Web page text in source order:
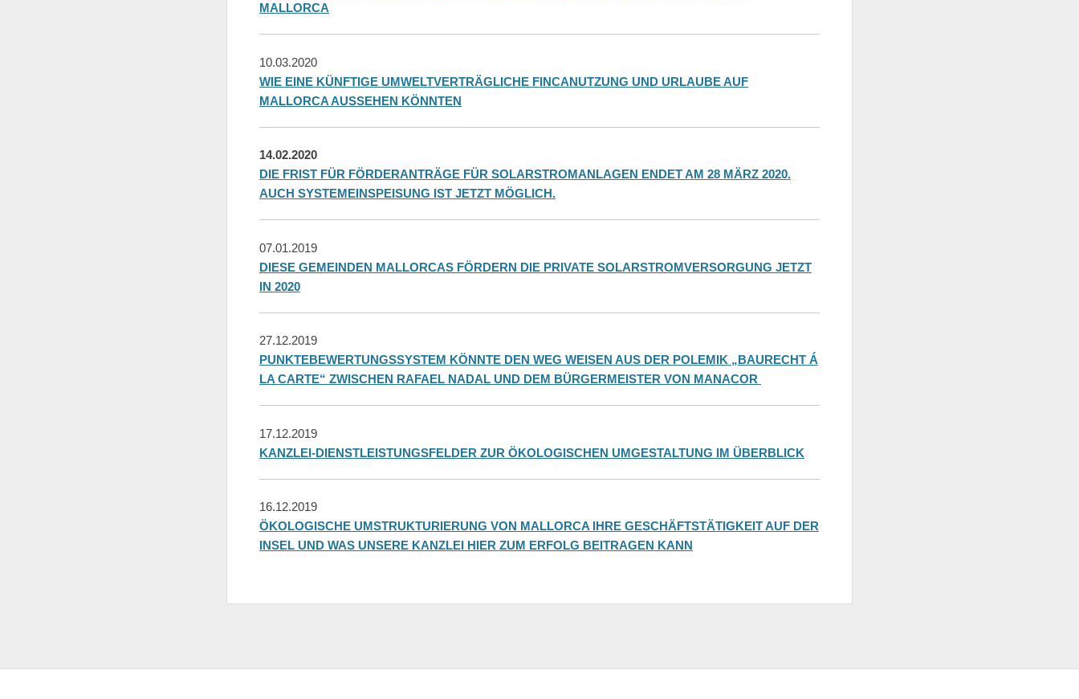
MALLORCA
10.03.2020
WIE EINE KÜNFTIGE UMWELTVERTRÄGLICHE FINCANUTZUNG UND URLAUBE AUF
MALLORCA AUSSEHEN KÖNNTEN
14.02.2020
DIE FRIST FÜR FÖRDERANTRÄGE FÜR SOLARSTROMANLAGEN ENDET AM 28 MÄRZ 2020.
AUCH SYSTEMEINSPEISUNG IST JETZT MÖGLICH.
07.01.2019
DIESE GEMEINDEN MALLORCAS FÖRDERN DIE PRIVATE SOLARSTROMVERSORGUNG JETZT
IN 2020
27.12.2019
PUNKTEBEWERTUNGSSYSTEM KÖNNTE DEN WEG WEISEN AUS DER POLEMIK „BAURECHT Á
LA CARTE“ ZWISCHEN RAFAEL NADAL UND DEM BÜRGERMEISTER VON MANACOR
17.12.2019
KANZLEI-DIENSTLEISTUNGSFELDER ZUR ÖKOLOGISCHEN UMGESTALTUNG IM ÜBERBLICK
16.12.2019
ÖKOLOGISCHE UMSTRUKTURIERUNG VON MALLORCA IHRE GESCHÄFTSTÄTIGKEIT AUF DER
INSEL UND WAS UNSERE KANZLEI HIER ZUM ERFOLG BEITRAGEN KANN